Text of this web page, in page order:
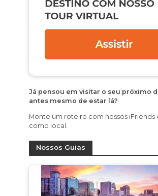
Já pensou em visitar o seu próximo
antes mesmo de estar lá?
Monte um roteiro com nossos iFriends
como local.
Nossos Guias